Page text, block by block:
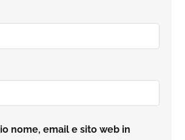
nome, email e sito web in